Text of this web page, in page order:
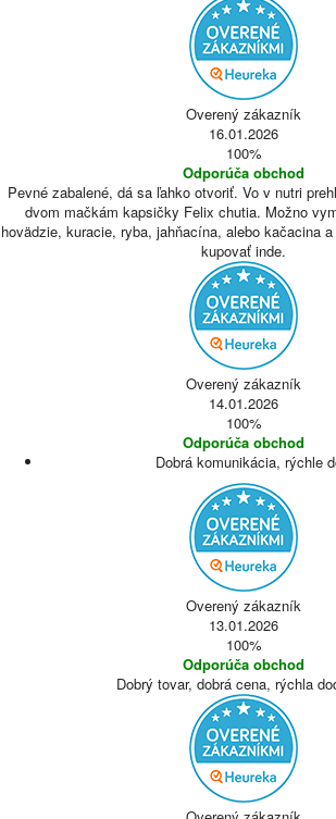
Overený zákazník
16.01.2026
100%
Odporúča obchod
Pevné zabalené, dá sa ľahko otvoriť. Vo v nutri
dvom mačkám kapsičky Felix chutia. Možno
hovädzie, kuracie, ryba, jahňacína, alebo kačacina
kupovať inde.
Overený zákazník
14.01.2026
100%
Odporúča obchod
Dobrá komunikácia, rýchle
Overený zákazník
13.01.2026
100%
Odporúča obchod
Dobrý tovar, dobrá cena, rýchla